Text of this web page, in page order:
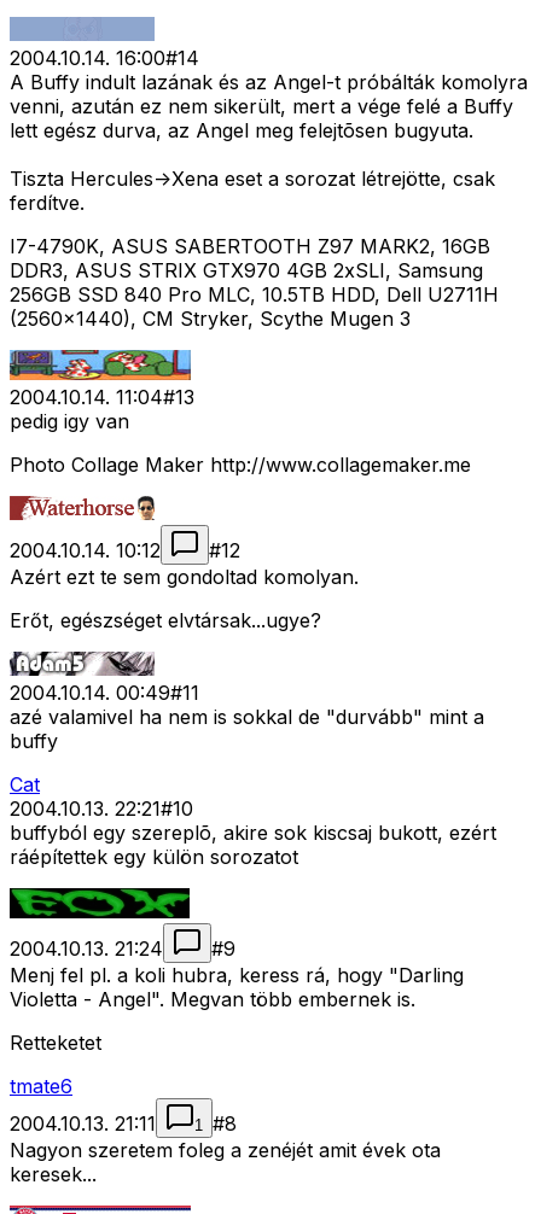
2004.10.14. 16:00#14
A Buffy indult lazának és az Angel-t próbálták komolyra
venni, azután ez nem sikerült, mert a vége felé a Buffy
lett egész durva, az Angel meg felejtõsen bugyuta.
Tiszta Hercules->Xena eset a sorozat létrejötte, csak
ferdítve.
I7-4790K, ASUS SABERTOOTH Z97 MARK2, 16GB
DDR3, ASUS STRIX GTX970 4GB 2xSLI, Samsung
256GB SSD 840 Pro MLC, 10.5TB HDD, Dell U2711H
(2560x1440), CM Stryker, Scythe Mugen 3
2004.10.14. 11:04#13
pedig igy van
Photo Collage Maker http://www.collagemaker.me
2004.10.14. 10:12 #12
Azért ezt te sem gondoltad komolyan.
Erőt, egészséget elvtársak...ugye?
2004.10.14. 00:49#11
azé valamivel ha nem is sokkal de "durvább" mint a
buffy
Cat
2004.10.13. 22:21#10
buffyból egy szereplõ, akire sok kiscsaj bukott, ezért
ráépítettek egy külön sorozatot
2004.10.13. 21:24 #9
Menj fel pl. a koli hubra, keress rá, hogy "Darling
Violetta - Angel". Megvan több embernek is.
Retteketet
tmate6
2004.10.13. 21:11
1 #8
Nagyon szeretem foleg a zenéjét amit évek ota
keresek...